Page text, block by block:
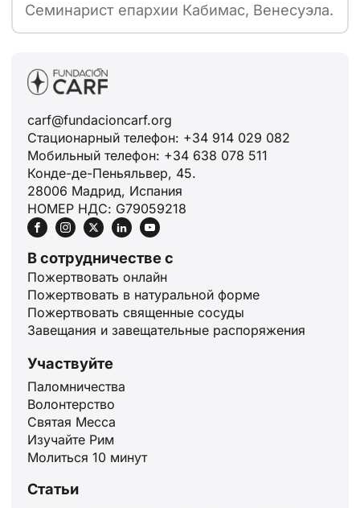
Семинарист епархии Кабимас, Венесуэла.
carf@fundacioncarf.org
Стационарный телефон: +34 914 029 082
Мобильный телефон: +34 638 078 511
Конде-де-Пеньяльвер, 45.
28006 Мадрид, Испания
НОМЕР НДС: G79059218
В сотрудничестве с
Пожертвовать онлайн
Пожертвовать в натуральной форме
Пожертвовать священные сосуды
Завещания и завещательные распоряжения
Участвуйте
Паломничества
Волонтерство
Святая Месса
Изучайте Рим
Молиться 10 минут
Статьи